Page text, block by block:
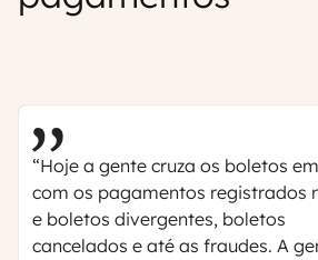
“Hoje a gente cruza os boletos
com os pagamentos registrados
e boletos divergentes, boletos
cancelados e até as fraudes. A